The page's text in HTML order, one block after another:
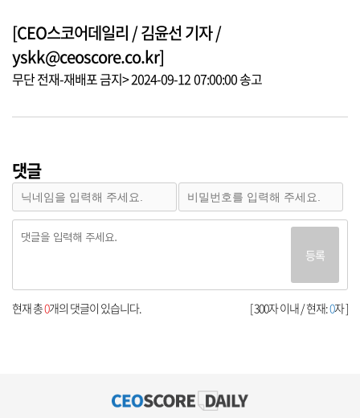
[CEO스코어데일리 / 김윤선 기자 /
yskk@ceoscore.co.kr]
무단 전재-재배포 금지> 2024-09-12 07:00:00 송고
댓글
등록
[ 300자 이내 / 현재:0자 ]
현재 총0개의 댓글이 있습니다.